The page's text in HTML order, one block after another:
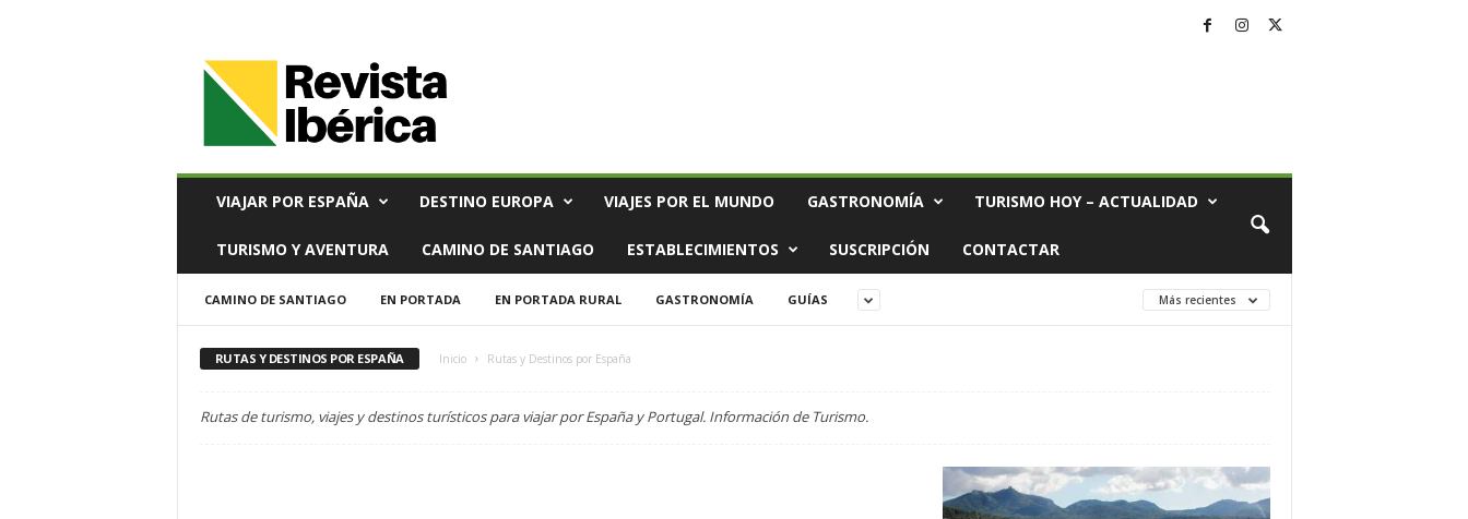
m
VIAJAR POR ESPAÑA DESTINO EUROPA VIAJES POR EL MUNDO GASTRONOMÍA TURISMO HOY – ACTUALIDAD
TURISMO Y AVENTURA CAMINO DE SANTIAGO ESTABLECIMIENTOS SUSCRIPCIÓN CONTACTAR
CAMINO DE SANTIAGO EN PORTADA EN PORTADA RURAL GASTRONOMÍA GUÍAS Más recientes
RUTAS Y DESTINOS POR ESPAÑA Inicio Rutas y Destinos por España
Rutas de turismo, viajes y destinos turísticos para viajar por España y Portugal. Información de Turismo.